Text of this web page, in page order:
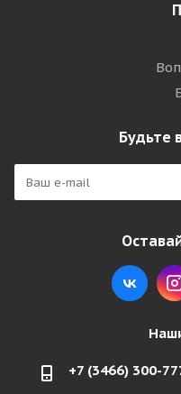
Будьте
+7 (3466) 300-